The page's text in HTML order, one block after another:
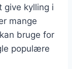
give kylling i
mange
bruge for
populære